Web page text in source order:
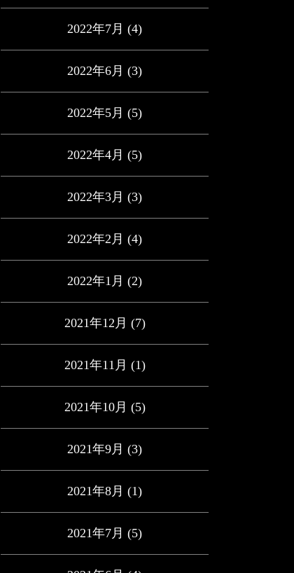
2022年7月 (4)
2022年6月 (3)
2022年5月 (5)
2022年4月 (5)
2022年3月 (3)
2022年2月 (4)
2022年1月 (2)
2021年12月 (7)
2021年11月 (1)
2021年10月 (5)
2021年9月 (3)
2021年8月 (1)
2021年7月 (5)